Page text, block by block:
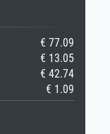
€ 77.09
€ 13.05
€ 42.74
€ 1.09